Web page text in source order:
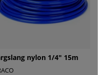
nylon 1/4" 15m